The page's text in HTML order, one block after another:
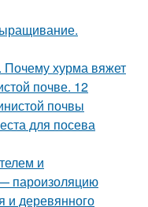
Почему хурма вяжет
почве. 12
почвы
для посева
и
пароизоляцию
и деревянного